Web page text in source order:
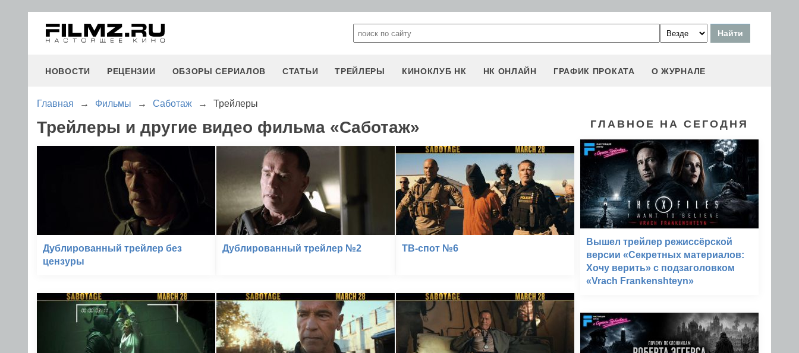
НОВОСТИ РЕЦЕНЗИИ ОБЗОРЫ СЕРИАЛОВ СТАТЬИ ТРЕЙЛЕРЫ КИНОКЛУБ НК НК ОНЛАЙН ГРАФИК ПРОКАТА О ЖУРНАЛЕ
Главная → Фильмы → Саботаж → Трейлеры
Трейлеры и другие видео фильма «Саботаж»
Дублированный трейлер без
цензуры
Дублированный трейлер №2 ТВ-спот №6
ГЛАВНОЕ НА СЕГОДНЯ
Вышел трейлер режиссёрской
версии «Секретных материалов:
Хочу верить» с подзаголовком
«Vrach Frankenshteyn»